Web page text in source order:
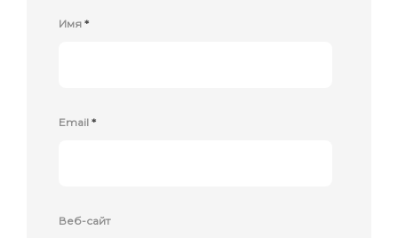
Имя *
Email *
Веб-сайт